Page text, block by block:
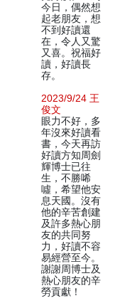
今日，偶然想
起老朋友，想
不到好讀還
在，令人又驚
又喜。祝福好
讀，好讀長
存。
2023/9/24 王
俊文
眼力不好，多
年沒來好讀看
書，今天再訪
好讀方知周劍
輝博士已往
生，不勝唏
噓，希望他安
息天國。沒有
他的辛苦創建
及許多熱心朋
友的共同努
力，好讀不容
易經營至今。
謝謝周博士及
熱心朋友的辛
勞貢獻！